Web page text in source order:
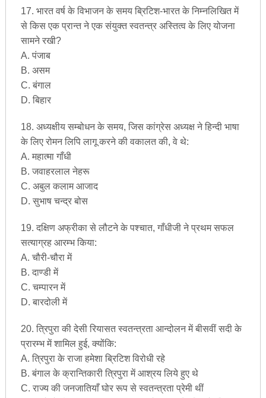
17. भारत वर्ष के विभाजन के समय ब्रिटिश-भारत के निम्नलिखित में
से किस एक प्रान्त ने एक संयुक्त स्वतन्त्र अस्तित्व के लिए योजना
सामने रखी?
A. पंजाब
B. असम
C. बंगाल
D. बिहार
18. अध्यक्षीय सम्बोधन के समय, जिस कांग्रेस अध्यक्ष ने हिन्दी भाषा
के लिए रोमन लिपि लागू करने की वकालत की, वे थे:
A. महात्मा गाँधी
B. जवाहरलाल नेहरू
C. अबुल कलाम आजाद
D. सुभाष चन्द्र बोस
19. दक्षिण अफ्रीका से लौटने के पश्चात, गाँधीजी ने प्रथम सफल
सत्याग्रह आरम्भ किया:
A. चौरी-चौरा में
B. दाण्डी में
C. चम्पारन में
D. बारदोली में
20. त्रिपुरा की देसी रियासत स्वतन्त्रता आन्दोलन में बीसवीं सदी के
प्रारम्भ में शामिल हुई, क्योंकि:
A. त्रिपुरा के राजा हमेशा ब्रिटिश विरोधी रहे
B. बंगाल के क्रान्तिकारी त्रिपुरा में आश्रय लिये हुए थे
C. राज्य की जनजातियाँ घोर रूप से स्वतन्त्रता प्रेमी थीं